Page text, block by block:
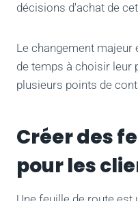
décisions d'achat de
Le changement majeur
de temps à choisir leur
plusieurs points de
Créer des
pour les